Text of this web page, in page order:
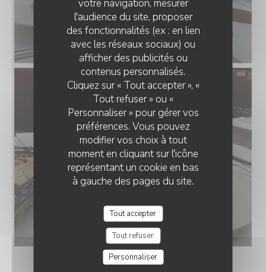
votre navigation, mesurer
l'audience du site, proposer
des fonctionnalités (ex : en lien
avec les réseaux sociaux) ou
afficher des publicités ou
contenus personnalisés.
Cliquez sur « Tout accepter », «
Tout refuser » ou «
Personnaliser » pour gérer vos
préférences. Vous pouvez
modifier vos choix à tout
moment en cliquant sur l'icône
représentant un cookie en bas
à gauche des pages du site.
Tout accepter
Tout refuser
Personnaliser